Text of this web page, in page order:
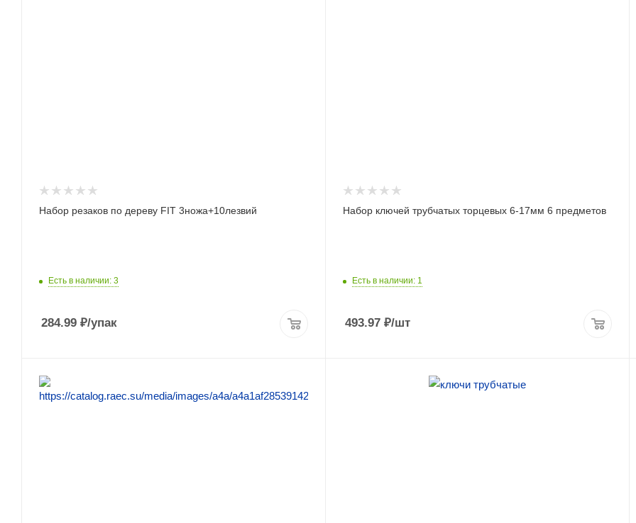
Набор резаков по дереву FIT 3ножа+10лезвий
Есть в наличии: 3
284.99 ₽/упак
Набор ключей трубчатых торцевых 6-17мм 6 предметов
Есть в наличии: 1
493.97 ₽/шт